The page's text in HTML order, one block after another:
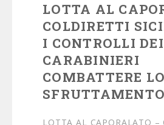
LOTTA AL
COLDIRETTI
I CONTROLLI DEI
CARABINIERI
COMBATTERE LO
SFRUTTAMENTO
LOTTA AL CAPORALATO –